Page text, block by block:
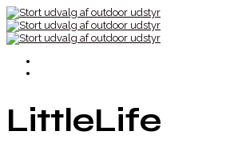
LittleLife